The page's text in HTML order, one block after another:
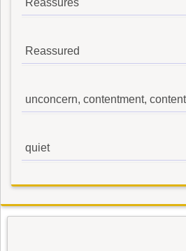
Reassures
Reassured
unconcern, contentment,
quiet